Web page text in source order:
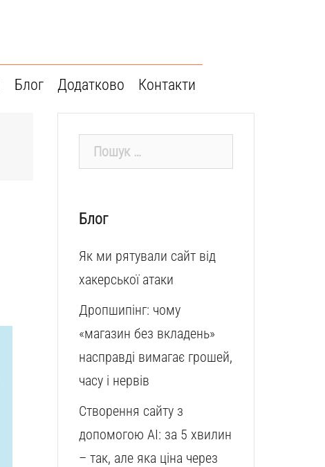
Блог Додатково Контакти
Пошук:
Блог
Як ми рятували сайт від
хакерської атаки
Дропшипінг: чому
«магазин без вкладень»
насправді вимагає грошей,
часу і нервів
Створення сайту з
допомогою AI: за 5 хвилин
– так, але яка ціна через